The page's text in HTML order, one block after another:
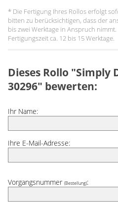
* Die Fertigung Ihres Rollos erfolgt
bitten zu berücksichtigen, dass der
bis zwei Werktage in Anspruch
Fertigungszeit ca. 12 bis 15 Werktage.
Dieses Rollo "Simply
30296" bewerten:
Ihr Name:
Ihre E-Mail-Adresse:
Vorgangsnummer (Bestellung):